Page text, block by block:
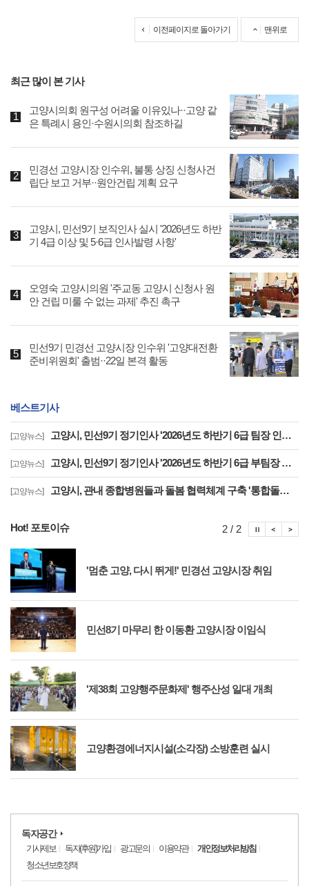
이전페이지로 돌아가기 맨위로
최근 많이 본 기사
고양시의회 원구성 어려울 이유있나··고양 같
은 특례시 용인·수원시의회 참조하길
민경선 고양시장 인수위, 불통 상징 신청사건
립단 보고 거부··원안건립 계획 요구
고양시, 민선9기 보직인사 실시 '2026년도 하반
기 4급 이상 및 5·6급 인사발령 사항'
오영숙 고양시의원 '주교동 고양시 신청사 원
안 건립 미룰 수 없는 과제' 추진 촉구
민선9기 민경선 고양시장 인수위 '고양대전환
준비위원회' 출범··22일 본격 활동
베스트기사
[고양뉴스] 고양시, 민선9기 정기인사 '2026년도 하반기 6급 팀장 인사발령 사항'
[고양뉴스] 고양시, 민선9기 정기인사 '2026년도 하반기 6급 부팀장 이하 인사발령 사항'
[고양뉴스] 고양시, 관내 종합병원들과 돌봄 협력체계 구축 '통합돌봄 대상자 발굴 및 연계'
Hot! 포토이슈
'멈춘 고양, 다시 뛰게!' 민경선 고양시장 취임
민선8기 마무리 한 이동환 고양시장 이임식
'제38회 고양행주문화제' 행주산성 일대 개최
고양환경에너지시설(소각장) 소방훈련 실시
2 / 2 포
포토이
독자공간
기사제보 독자(후원)가입 광고문의 이용약관
개인정보처리방침
청소년보호정책